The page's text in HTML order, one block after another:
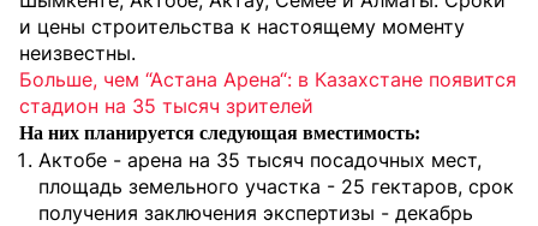
и цены строительства к настоящему моменту
неизвестны.
Больше, чем “Астана Арена“: в Казахстане появится
стадион на 35 тысяч зрителей
На них планируется следующая вместимость:
Актобе - арена на 35 тысяч посадочных мест,
площадь земельного участка - 25 гектаров, срок
получения заключения экспертизы - декабрь